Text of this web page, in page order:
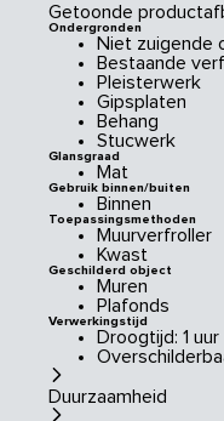
Getoonde
Ondergronden
Niet zuigende
Bestaande
Pleisterwerk
Gipsplaten
Behang
Stucwerk
Glansgraad
Mat
Gebruik binnen/buiten
Binnen
Toepassingsmethoden
Muurverfroller
Kwast
Geschilderd object
Muren
Plafonds
Verwerkingstijd
Droogtijd: 1 uur
Duurzaamheid